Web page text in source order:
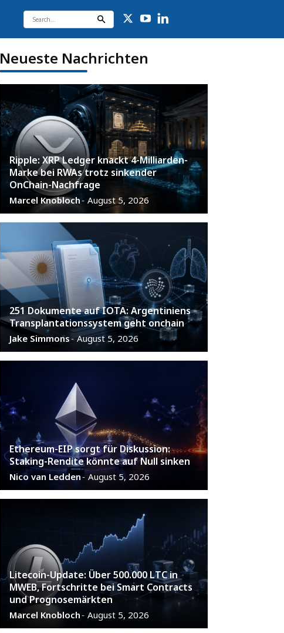
Neueste Nachrichten
Ripple: XRP Ledger knackt 4-Milliarden-
Marke bei RWAs trotz sinkender
OnChain-Nachfrage
Marcel Knobloch- August 5, 2026
251 Dokumente auf IOTA: Argentiniens
Transplantationssystem geht onchain
Jake Simmons- August 5, 2026
Ethereum-EIP sorgt für Diskussion:
Staking-Rendite könnte auf Null sinken
Nico van Ledden- August 5, 2026
Litecoin-Update: Über 500.000 LTC in
MWEB, Fortschritte bei Smart Contracts
und Prognosemärkten
Marcel Knobloch- August 5, 2026